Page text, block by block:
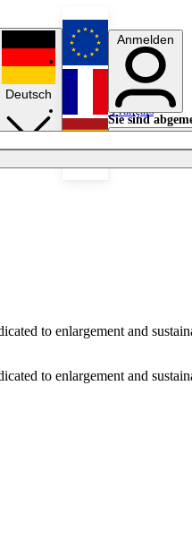
Deutsch
English
Français
Anmelden
Sie sind
Licht aus
to enlargement and
to enlargement and